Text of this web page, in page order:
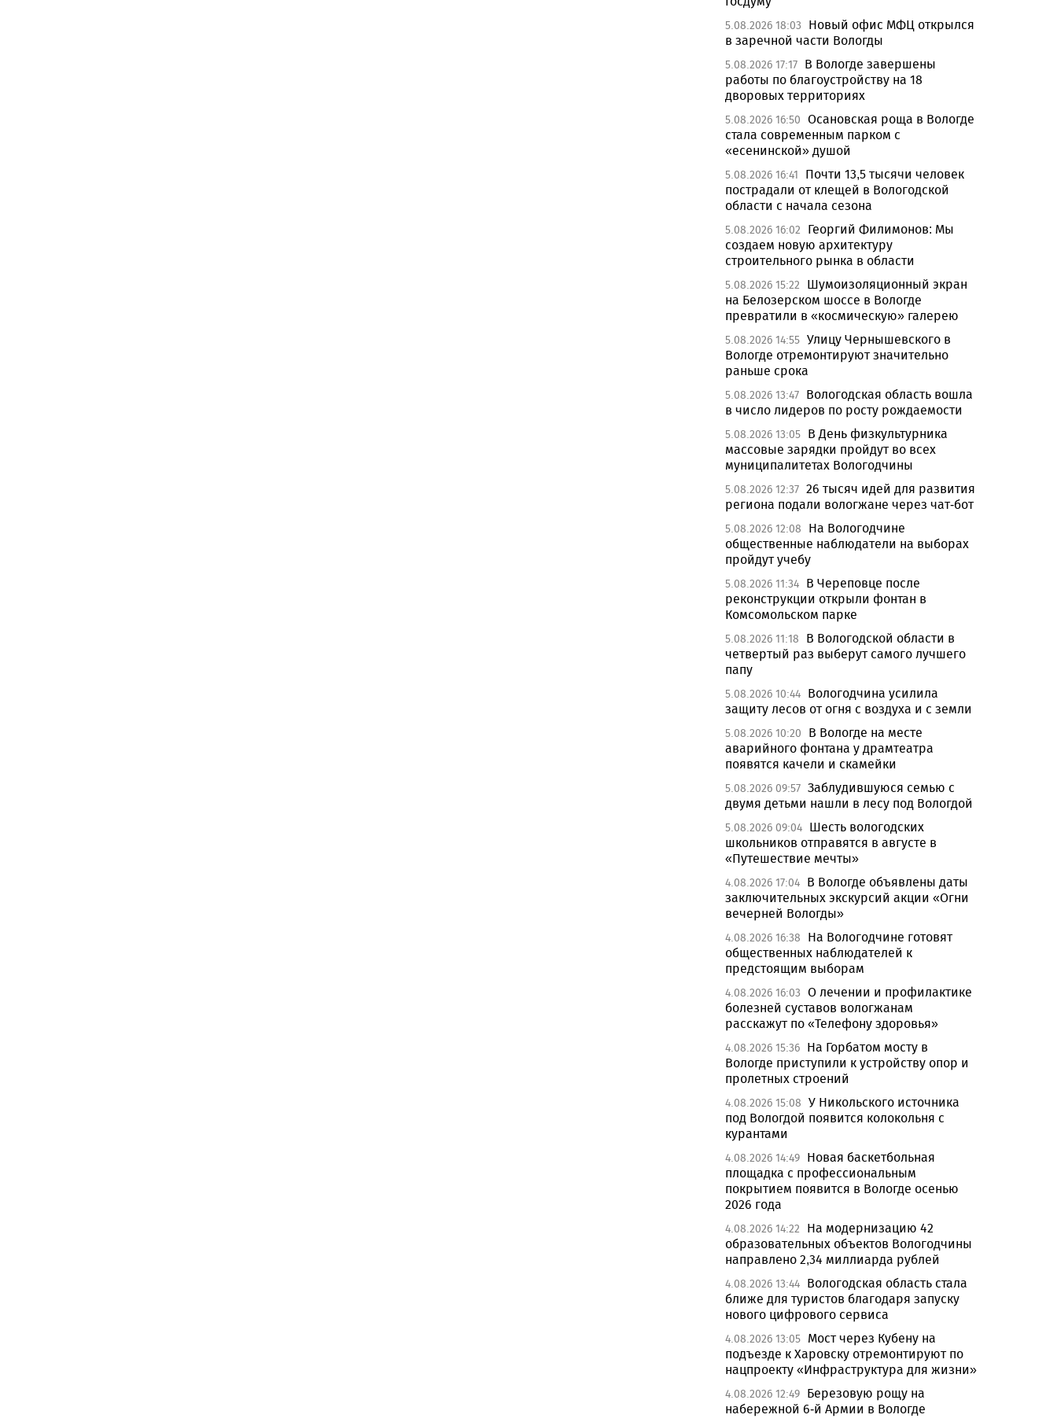
5.08.2026 18:03
Новый офис МФЦ открылся
в заречной части Вологды
5.08.2026 17:17 В Вологде завершены
работы по благоустройству на 18
дворовых территориях
5.08.2026 16:50 Осановская роща в Вологде
стала современным парком с
«есенинской» душой
5.08.2026 16:41
Почти 13,5 тысячи человек
пострадали от клещей в Вологодской
области с начала сезона
5.08.2026 16:02
Георгий Филимонов: Мы
создаем новую архитектуру
строительного рынка в области
5.08.2026 15:22
Шумоизоляционный экран
на Белозерском шоссе в Вологде
превратили в «космическую» галерею
5.08.2026 14:55 Улицу Чернышевского в
Вологде отремонтируют значительно
раньше срока
5.08.2026 13:47 Вологодская область вошла
в число лидеров по росту рождаемости
5.08.2026 13:05 В День физкультурника
массовые зарядки пройдут во всех
муниципалитетах Вологодчины
5.08.2026 12:37 26 тысяч идей для развития
региона подали вологжане через чат-бот
5.08.2026 12:08
На Вологодчине
общественные наблюдатели на выборах
пройдут учебу
5.08.2026 11:34 В Череповце после
реконструкции открыли фонтан в
Комсомольском парке
5.08.2026 11:18
В Вологодской области в
четвертый раз выберут самого лучшего
папу
5.08.2026 10:44 Вологодчина усилила
защиту лесов от огня с воздуха и с земли
5.08.2026 10:20
В Вологде на месте
аварийного фонтана у драмтеатра
появятся качели и скамейки
5.08.2026 09:57 Заблудившуюся семью с
двумя детьми нашли в лесу под Вологдой
5.08.2026 09:04 Шесть вологодских
школьников отправятся в августе в
«Путешествие мечты»
4.08.2026 17:04 В Вологде объявлены даты
заключительных экскурсий акции «Огни
вечерней Вологды»
4.08.2026 16:38
На Вологодчине готовят
общественных наблюдателей к
предстоящим выборам
4.08.2026 16:03 О лечении и профилактике
болезней суставов вологжанам
расскажут по «Телефону здоровья»
4.08.2026 15:36 На Горбатом мосту в
Вологде приступили к устройству опор и
пролетных строений
4.08.2026 15:08 У Никольского источника
под Вологдой появится колокольня с
курантами
4.08.2026 14:49 Новая баскетбольная
площадка с профессиональным
покрытием появится в Вологде осенью
2026 года
4.08.2026 14:22
На модернизацию 42
образовательных объектов Вологодчины
направлено 2,34 миллиарда рублей
4.08.2026 13:44 Вологодская область стала
ближе для туристов благодаря запуску
нового цифрового сервиса
4.08.2026 13:05 Мост через Кубену на
подъезде к Харовску отремонтируют по
нацпроекту «Инфраструктура для жизни»
4.08.2026 12:49 Березовую рощу на
набережной 6-й Армии в Вологде